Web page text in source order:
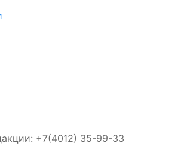
+7(4012) 35-99-33